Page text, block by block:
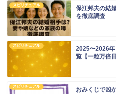
スピリチュアル
保江邦夫の結
を徹底調査
スピリチュアル
2025〜2026年
覧【一粒万倍
スピリチュアル
おみくじで凶